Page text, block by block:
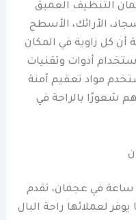
التنظيف العميق
الأرائك، الأسطح
أن كل زاوية في المكان
أدوات وتقنيات
مواد تعقيم آمنة
شعورًا بالراحة في
شركة زمردة هي شركة تنظيف 24 ساعة في عجمان، تقدم
لعملائها راحة البال